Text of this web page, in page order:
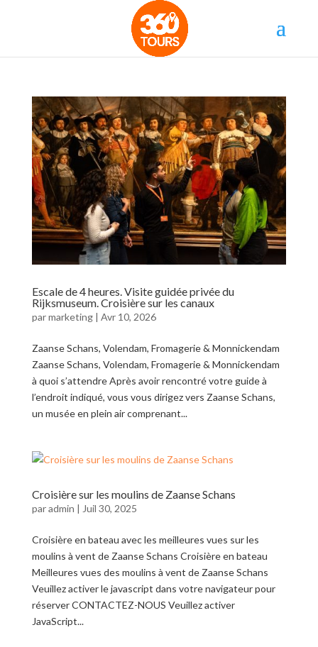
Escale de 4 heures. Visite guidée privée du
Rijksmuseum. Croisière sur les canaux
parmarketing| Avr 10, 2026
Zaanse Schans, Volendam, Fromagerie & Monnickendam
Zaanse Schans, Volendam, Fromagerie & Monnickendam
à quoi s’attendre Après avoir rencontré votre guide à
l’endroit indiqué, vous vous dirigez vers Zaanse Schans,
un musée en plein air comprenant...
Croisière sur les moulins de Zaanse Schans
paradmin | Juil 30, 2025
Croisière en bateau avec les meilleures vues sur les
moulins à vent de Zaanse Schans Croisière en bateau
Meilleures vues des moulins à vent de Zaanse Schans
Veuillez activer le javascript dans votre navigateur pour
réserver CONTACTEZ-NOUS Veuillez activer
JavaScript...